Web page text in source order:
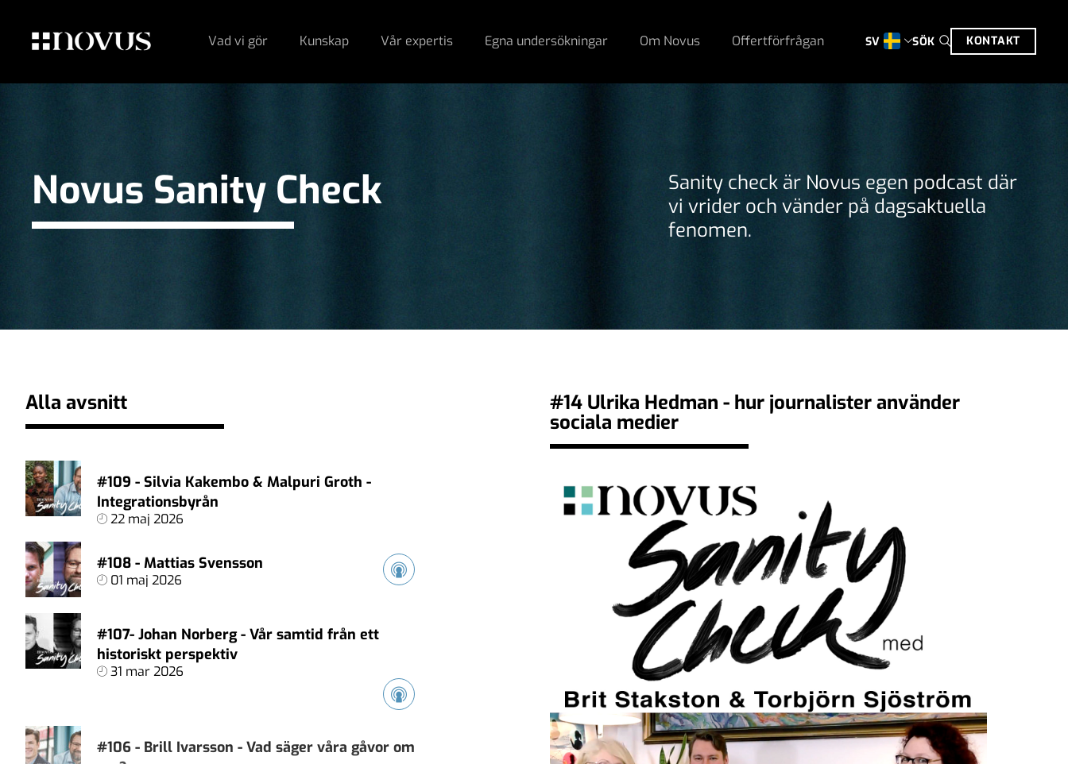
Vad vi gör Kunskap Vår expertis Egna undersökningar Om Novus Offertförfrågan SV SÖK KONTAKT
Novus Sanity Check
Sanity check är Novus egen podcast där
vi vrider och vänder på dagsaktuella
fenomen.
Alla avsnitt
#109 - Silvia Kakembo & Malpuri Groth -
Integrationsbyrån
22 maj 2026
#108 - Mattias Svensson
01 maj 2026
#107- Johan Norberg - Vår samtid från ett
historiskt perspektiv
31 mar 2026
#106 - Brill Ivarsson - Vad säger våra gåvor om
#14 Ulrika Hedman - hur journalister använder
sociala medier